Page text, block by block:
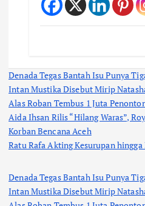
Denada Tegas Bantah Isu Punya
Intan Mustika Disebut Mirip
Alas Roban Tembus 1 Juta
Aida Ihsan Rilis “Hilang Waras”,
Korban Bencana Aceh
Ratu Rafa Akting Kesurupan
Denada Tegas Bantah Isu Punya
Intan Mustika Disebut Mirip